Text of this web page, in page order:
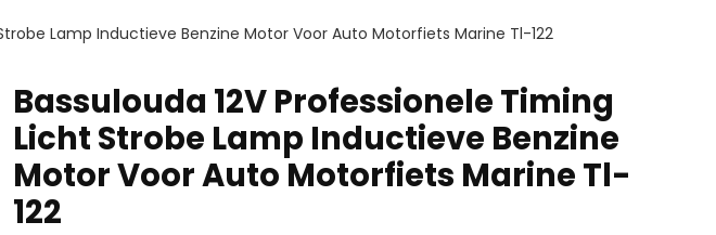
Lamp Inductieve Benzine Motor Voor Auto Motorfiets Marine Tl-122
Bassulouda 12V Professionele Timing
Licht Strobe Lamp Inductieve Benzine
Motor Voor Auto Motorfiets Marine Tl-
122